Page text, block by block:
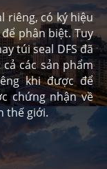
riêng, có ký hiệu
phân biệt. Tuy
túi seal DFS đã
các sản phẩm
khi được để
chứng nhận về
thế giới.